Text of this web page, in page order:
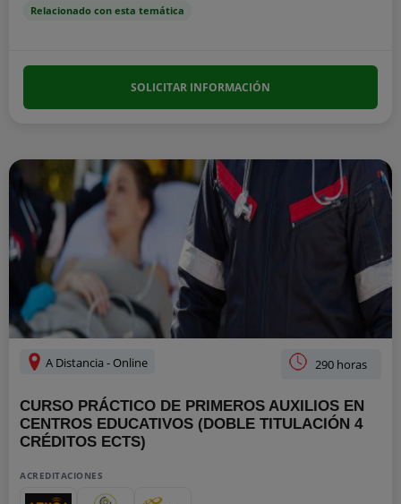
Relacionado con esta temática
SOLICITAR INFORMACIÓN
A Distancia - Online 290 horas
CURSO PRÁCTICO DE PRIMEROS AUXILIOS EN
CENTROS EDUCATIVOS (DOBLE TITULACIÓN 4
CRÉDITOS ECTS)
ACREDITACIONES